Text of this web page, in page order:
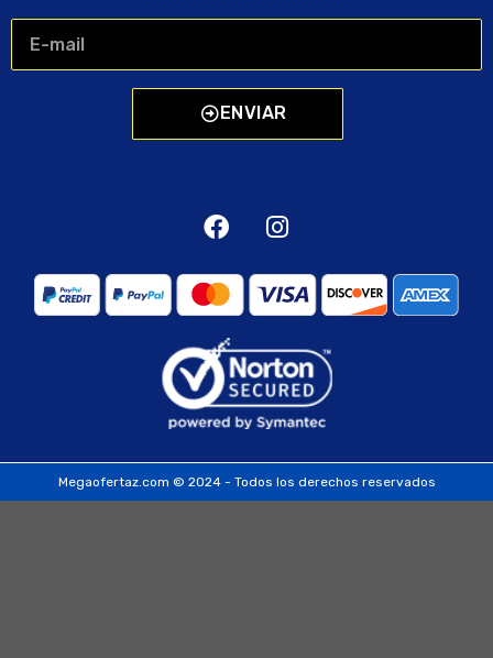
ENVIAR
Megaofertaz.com © 2024 - Todos los derechos reservados